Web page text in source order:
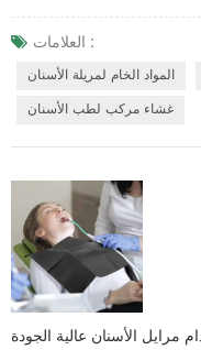
الأسنان ، والتي تحدد ليس فقط
أقصى قدر من الحماية أثناء
باستخدام تقنيات متقدمة غشاء
العلامات :
المواد الخام لمريلة الأسنان
غشاء مركب لطب الأسنان
الأسنان عالية الجودة